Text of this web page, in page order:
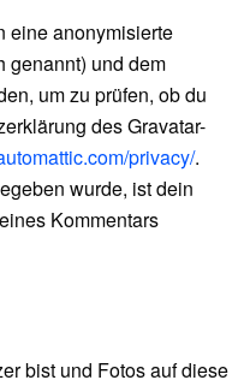
eine anonymisierte
genannt) und dem
um zu prüfen, ob du
des Gravatar-
privacy/.
wurde, ist dein
Kommentars
bist und Fotos auf diese